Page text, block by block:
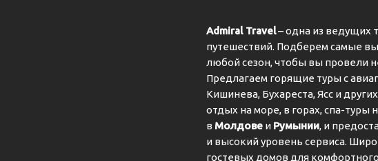
Admiral Travel– одна из ведущих
путешествий. Подберем самые
любой сезон, чтобы вы провели
Предлагаем горящие туры с
Кишинева, Бухареста, Ясс и
отдых на море, в горах, спа-
в Молдове и Румынии, и
и высокий уровень сервиса.
гостевых домов для